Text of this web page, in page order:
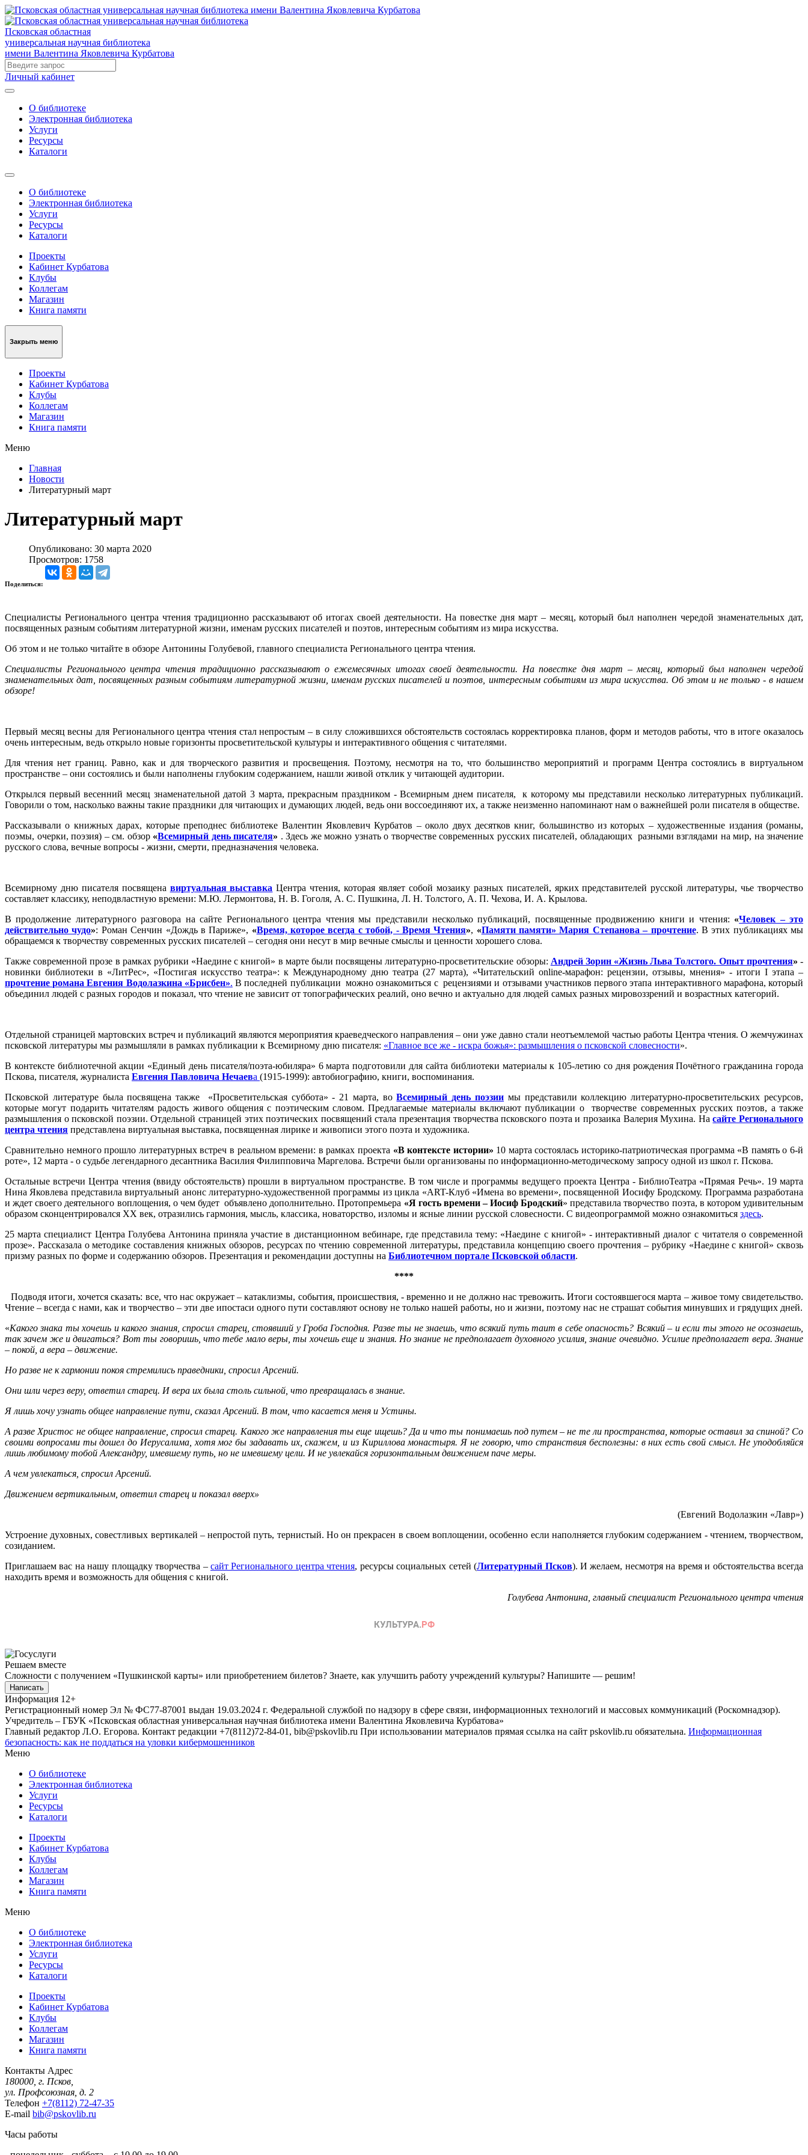
Псковская областная
универсальная научная библиотека
имени Валентина Яковлевича Курбатова
Личный кабинет
О библиотеке
Электронная библиотека
Услуги
Ресурсы
Каталоги
О библиотеке
Электронная библиотека
Услуги
Ресурсы
Каталоги
Проекты
Кабинет Курбатова
Клубы
Коллегам
Магазин
Книга памяти
Закрыть меню
Проекты
Кабинет Курбатова
Клубы
Коллегам
Магазин
Книга памяти
Меню
Главная
Новости
Литературный март
Литературный март
Опубликовано: 30 марта 2020
Просмотров: 1758
Поделиться:
Специалисты Регионального центра чтения традиционно рассказывают об итогах своей деятельности. На повестке дня март – месяц, который был наполнен чередой знаменательных дат,
посвященных разным событиям литературной жизни, именам русских писателей и поэтов, интересным событиям из мира искусства.
Об этом и не только читайте в обзоре Антонины Голубевой, главного специалиста Регионального центра чтения.
Специалисты Регионального центра чтения традиционно рассказывают о ежемесячных итогах своей деятельности. На повестке дня март – месяц, который был наполнен чередой
знаменательных дат, посвященных разным событиям литературной жизни, именам русских писателей и поэтов, интересным событиям из мира искусства. Об этом и не только - в нашем
обзоре!
Первый месяц весны для Регионального центра чтения стал непростым – в силу сложившихся обстоятельств состоялась корректировка планов, форм и методов работы, что в итоге оказалось
очень интересным, ведь открыло новые горизонты просветительской культуры и интерактивного общения с читателями.
Для чтения нет границ. Равно, как и для творческого развития и просвещения. Поэтому, несмотря на то, что большинство мероприятий и программ Центра состоялись в виртуальном
пространстве – они состоялись и были наполнены глубоким содержанием, нашли живой отклик у читающей аудитории.
Открылся первый весенний месяц знаменательной датой 3 марта, прекрасным праздником - Всемирным днем писателя, к которому мы представили несколько литературных публикаций.
Говорили о том, насколько важны такие праздники для читающих и думающих людей, ведь они воссоединяют их, а также неизменно напоминают нам о важнейшей роли писателя в обществе.
Рассказывали о книжных дарах, которые преподнес библиотеке Валентин Яковлевич Курбатов – около двух десятков книг, большинство из которых – художественные издания (романы,
поэмы, очерки, поэзия) – см. обзор «Всемирный день писателя» . Здесь же можно узнать о творчестве современных русских писателей, обладающих разными взглядами на мир, на значение
русского слова, вечные вопросы - жизни, смерти, предназначения человека.
Всемирному дню писателя посвящена виртуальная выставка Центра чтения, которая являет собой мозаику разных писателей, ярких представителей русской литературы, чье творчество
составляет классику, неподвластную времени: М.Ю. Лермонтова, Н. В. Гоголя, А. С. Пушкина, Л. Н. Толстого, А. П. Чехова, И. А. Крылова.
В продолжение литературного разговора на сайте Регионального центра чтения мы представили несколько публикаций, посвященные продвижению книги и чтения: «Человек – это
действительно чудо»: Роман Сенчин «Дождь в Париже», «Время, которое всегда с тобой, - Время Чтения», «Памяти памяти» Мария Степанова – прочтение. В этих публикациях мы
обращаемся к творчеству современных русских писателей – сегодня они несут в мир вечные смыслы и ценности хорошего слова.
Также современной прозе в рамках рубрики «Наедине с книгой» в марте были посвящены литературно-просветительские обзоры: Андрей Зорин «Жизнь Льва Толстого. Опыт прочтения» -
новинки библиотеки в «ЛитРес», «Постигая искусство театра»: к Международному дню театра (27 марта), «Читательский online-марафон: рецензии, отзывы, мнения» - итоги I этапа –
прочтение романа Евгения Водолазкина «Брисбен». В последней публикации можно ознакомиться с рецензиями и отзывами участников первого этапа интерактивного марафона, который
объединил людей с разных городов и показал, что чтение не зависит от топографических реалий, оно вечно и актуально для людей самых разных мировоззрений и возрастных категорий.
Отдельной страницей мартовских встреч и публикаций являются мероприятия краеведческого направления – они уже давно стали неотъемлемой частью работы Центра чтения. О жемчужинах
псковской литературы мы размышляли в рамках публикации к Всемирному дню писателя: «Главное все же - искра божья»: размышления о псковской словесности».
В контексте библиотечной акции «Единый день писателя/поэта-юбиляра» 6 марта подготовили для сайта библиотеки материалы к 105-летию со дня рождения Почётного гражданина города
Пскова, писателя, журналиста Евгения Павловича Нечаева (1915-1999): автобиографию, книги, воспоминания.
Псковской литературе была посвящена также «Просветительская суббота» - 21 марта, воВсемирный день поэзии мы представили коллекцию литературно-просветительских ресурсов,
которые могут подарить читателям радость живого общения с поэтическим словом. Предлагаемые материалы включают публикации о творчестве современных русских поэтов, а также
размышления о псковской поэзии. Отдельной страницей этих поэтических посвящений стала презентация творчества псковского поэта и прозаика Валерия Мухина. Насайте Регионального
центра чтения представлена виртуальная выставка, посвященная лирике и живописи этого поэта и художника.
Сравнительно немного прошло литературных встреч в реальном времени: в рамках проекта «В контексте истории» 10 марта состоялась историко-патриотическая программа «В память о 6-й
роте», 12 марта - о судьбе легендарного десантника Василия Филипповича Маргелова. Встречи были организованы по информационно-методическому запросу одной из школ г. Пскова.
Остальные встречи Центра чтения (ввиду обстоятельств) прошли в виртуальном пространстве. В том числе и программы ведущего проекта Центра - БиблиоТеатра «Прямая Речь». 19 марта
Нина Яковлева представила виртуальный анонс литературно-художественной программы из цикла «ART-Клуб «Имена во времени», посвященной Иосифу Бродскому. Программа разработана
и ждет своего деятельного воплощения, о чем будет объявлено дополнительно. Протопремьера «Я гость времени – Иосиф Бродский» представила творчество поэта, в котором удивительным
образом сконцентрировался XX век, отразились гармония, мысль, классика, новаторство, изломы и ясные линии русской словесности. С видеопрограммой можно ознакомиться здесь.
25 марта специалист Центра Голубева Антонина приняла участие в дистанционном вебинаре, где представила тему: «Наедине с книгой» - интерактивный диалог с читателя о современной
прозе». Рассказала о методике составления книжных обзоров, ресурсах по чтению современной литературы, представила концепцию своего прочтения – рубрику «Наедине с книгой» сквозь
призму разных по форме и содержанию обзоров. Презентация и рекомендации доступны на Библиотечном портале Псковской области.
****
Подводя итоги, хочется сказать: все, что нас окружает – катаклизмы, события, происшествия, - временно и не должно нас тревожить. Итоги состоявшегося марта – живое тому свидетельство.
Чтение – всегда с нами, как и творчество – эти две ипостаси одного пути составляют основу не только нашей работы, но и жизни, поэтому нас не страшат события минувших и грядущих дней.
«Какого знака ты хочешь и какого знания, спросил старец, стоявший у Гроба Господня. Разве ты не знаешь, что всякий путь таит в себе опасность? Всякий – и если ты этого не осознаешь,
так зачем же и двигаться? Вот ты говоришь, что тебе мало веры, ты хочешь еще и знания. Но знание не предполагает духовного усилия, знание очевидно. Усилие предполагает вера. Знание
– покой, а вера – движение.
Но разве не к гармонии покоя стремились праведники, спросил Арсений.
Они шли через веру, ответил старец. И вера их была столь сильной, что превращалась в знание.
Я лишь хочу узнать общее направление пути, сказал Арсений. В том, что касается меня и Устины.
А разве Христос не общее направление, спросил старец. Какого же направления ты еще ищешь? Да и что ты понимаешь под путем – не те ли пространства, которые оставил за спиной? Со
своими вопросами ты дошел до Иерусалима, хотя мог бы задавать их, скажем, и из Кириллова монастыря. Я не говорю, что странствия бесполезны: в них есть свой смысл. Не уподобляйся
лишь любимому тобой Александру, имевшему путь, но не имевшему цели. И не увлекайся горизонтальным движением паче меры.
А чем увлекаться, спросил Арсений.
Движением вертикальным, ответил старец и показал вверх»
(Евгений Водолазкин «Лавр»)
Устроение духовных, совестливых вертикалей – непростой путь, тернистый. Но он прекрасен в своем воплощении, особенно если наполняется глубоким содержанием - чтением, творчеством,
созиданием.
Приглашаем вас на нашу площадку творчества –сайт Регионального центра чтения, ресурсы социальных сетей (Литературный Псков). И желаем, несмотря на время и обстоятельства всегда
находить время и возможность для общения с книгой.
Голубева Антонина, главный специалист Регионального центра чтения
Решаем вместе
Сложности с получением «Пушкинской карты» или приобретением билетов? Знаете, как улучшить работу учреждений культуры? Напишите — решим!
Написать
Информация 12+
Регистрационный номер Эл № ФС77-87001 выдан 19.03.2024 г. Федеральной службой по надзору в сфере связи, информационных технологий и массовых коммуникаций (Роскомнадзор).
Учредитель – ГБУК «Псковская областная универсальная научная библиотека имени Валентина Яковлевича Курбатова»
Главный редактор Л.О. Егорова. Контакт редакции +7(8112)72-84-01, bib@pskovlib.ru При использовании материалов прямая ссылка на сайт pskovlib.ru обязательна. Информационная
безопасность: как не поддаться на уловки кибермошенников
Меню
О библиотеке
Электронная библиотека
Услуги
Ресурсы
Каталоги
Проекты
Кабинет Курбатова
Клубы
Коллегам
Магазин
Книга памяти
Меню
О библиотеке
Электронная библиотека
Услуги
Ресурсы
Каталоги
Проекты
Кабинет Курбатова
Клубы
Коллегам
Магазин
Книга памяти
Контакты Адрес
180000, г. Псков,
ул. Профсоюзная, д. 2
Телефон +7(8112) 72-47-35
E-mail bib@pskovlib.ru
Часы работы